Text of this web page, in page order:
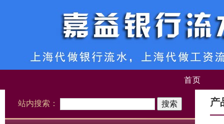
首页
站内搜索： 产